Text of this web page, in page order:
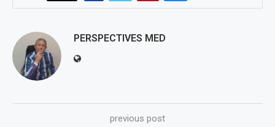
PERSPECTIVES MED
previous post